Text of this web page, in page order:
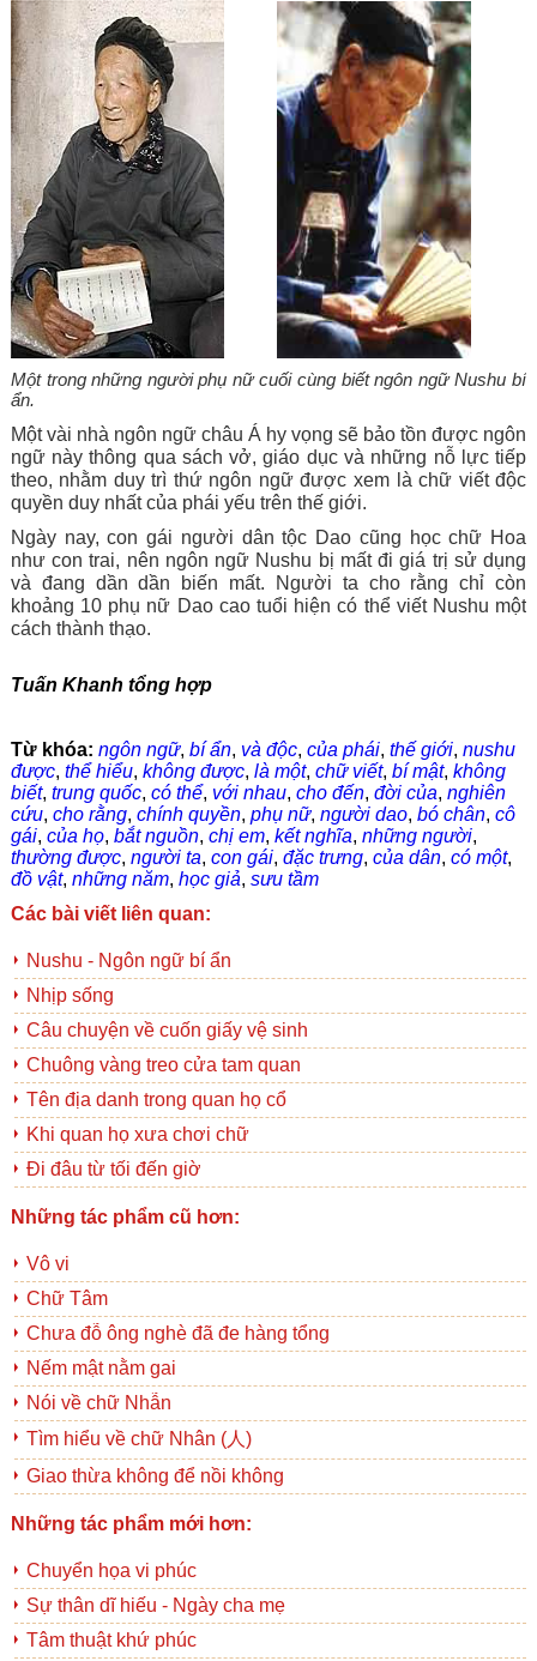
Một trong những người phụ nữ cuối cùng biết ngôn ngữ Nushu bí
ẩn.
Một vài nhà ngôn ngữ châu Á hy vọng sẽ bảo tồn được ngôn
ngữ này thông qua sách vở, giáo dục và những nỗ lực tiếp
theo, nhằm duy trì thứ ngôn ngữ được xem là chữ viết độc
quyền duy nhất của phái yếu trên thế giới.
Ngày nay, con gái người dân tộc Dao cũng học chữ Hoa
như con trai, nên ngôn ngữ Nushu bị mất đi giá trị sử dụng
và đang dần dần biến mất. Người ta cho rằng chỉ còn
khoảng 10 phụ nữ Dao cao tuổi hiện có thể viết Nushu một
cách thành thạo.
Tuấn Khanh tổng hợp
Từ khóa: ngôn ngữ, bí ẩn, và độc, của phái, thế giới, nushu
được, thể hiểu, không được, là một, chữ viết, bí mật, không
biết, trung quốc, có thể, với nhau, cho đến, đời của, nghiên
cứu, cho rằng, chính quyền, phụ nữ, người dao, bó chân, cô
gái, của họ, bắt nguồn, chị em, kết nghĩa, những người,
thường được, người ta, con gái, đặc trưng, của dân, có một,
đồ vật, những năm, học giả, sưu tầm
Các bài viết liên quan:
Nushu - Ngôn ngữ bí ẩn
Nhịp sống
Câu chuyện về cuốn giấy vệ sinh
Chuông vàng treo cửa tam quan
Tên địa danh trong quan họ cổ
Khi quan họ xưa chơi chữ
Đi đâu từ tối đến giờ
Những tác phẩm cũ hơn:
Vô vi
Chữ Tâm
Chưa đỗ ông nghè đã đe hàng tổng
Nếm mật nằm gai
Nói về chữ Nhẫn
Tìm hiểu về chữ Nhân (人)
Giao thừa không để nồi không
Những tác phẩm mới hơn:
Chuyển họa vi phúc
Sự thân dĩ hiếu - Ngày cha mẹ
Tâm thuật khứ phúc